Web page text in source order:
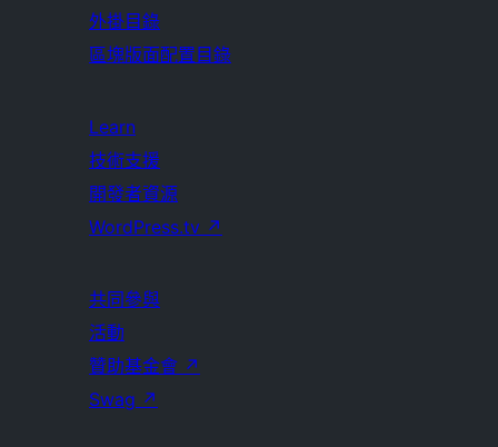
外掛目錄
區塊版面配置目錄
Learn
技術支援
開發者資源
WordPress.tv ↗
共同參與
活動
贊助基金會 ↗
Swag ↗